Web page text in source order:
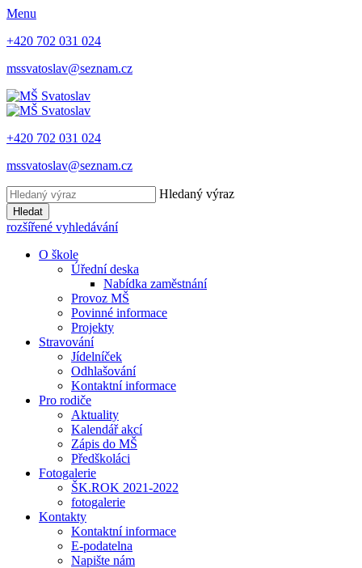
Menu
+420 702 031 024
mssvatoslav@seznam.cz
+420 702 031 024
mssvatoslav@seznam.cz
Hledaný výraz
Hledat
rozšířené vyhledávání
O škole
Úřední deska
Nabídka zaměstnání
Provoz MŠ
Povinné informace
Projekty
Stravování
Jídelníček
Odhlašování
Kontaktní informace
Pro rodiče
Aktuality
Kalendář akcí
Zápis do MŠ
Předškoláci
Fotogalerie
ŠK.ROK 2021-2022
fotogalerie
Kontakty
Kontaktní informace
E-podatelna
Napište nám